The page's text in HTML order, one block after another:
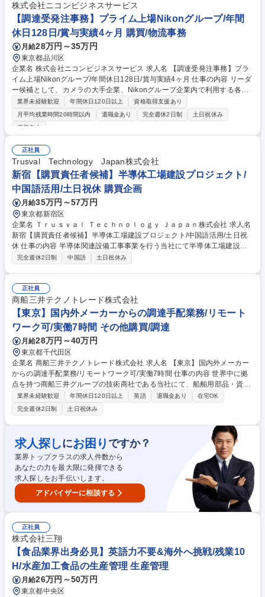
理 ■納期や品質に関するトラブル発生時の対応と改善提案 中国語を用いた
コミュニケーションがメインとなります。 最初は先輩社員が丁寧に指導
し、徐々に業務をお任せしていくので未経験の方も安心してスタートでき
ます。 募集職種 【東京/老舗メーカーの購買業務担当者】◆Fittyマスク◆
中国語必須◆未経験OK！
株式会社ニコンビジネスサービス
【調達受発注事務】プライム上場Nikonグループ/年間
休日128日/賞与実績4ヶ月 購買/物流事務
月給28万円～35万円
東京都品川区
企業名 株式会社ニコンビジネスサービス 求人名 【調達受発注事務】プラ
イム上場Nikonグループ/年間休日128日/賞与実績4ヶ月 仕事の内容 リーダ
ー候補として、カメラの大手企業、Nikonグループ企業内で利用する各種
商材の受発注業務全般をお任せいたします。【具体的な業務内容】■依頼
を受ける・見積書作成 ■発注・納品・請求 ■代金回収 など ◎発注受注に関
する一連の業務をお任せします。一連の流れを1人で担当するため、調達
など軽作業もあり、メリハリをつけて働くことができます。◎ゆくゆくは
リーダー候補として以下業務もお任せ予定。 ■チームメンバーの業務支援
■新人育成・指導などマネジメント業務 ■予算計画・管理 募集職種 【調達
受発注事務】プライム上場Nikonグループ/年間休日128日/賞与実績4ヶ月
業界未経験歓迎 年間休日120日以上
資格取得支援あり
月平均残業時間20時間以内
退職金あり 完全週休2日制
土日祝休み
服装自由
正社員
Trusval Technology Japan株式会社
新宿【購買責任者候補】半導体工場建設プロジェクト/
中国語活用/土日祝休 購買企画
月給35万円～57万円
東京都新宿区
企業名 Ｔｒｕｓｖａｌ Ｔｅｃｈｎｏｌｏｇｙ Ｊａｐａｎ株式会社 求人名
新宿【購買責任者候補】半導体工場建設プロジェクト/中国語活用/土日祝
休 仕事の内容 半導体関連設備工事事業を行う当社にて半導体工場建設等
の購買・調達をお任せします。 設備機器や資材調達、価格交渉から原価管
発注書の作成、納期・品質管理、既存取引先との関係構築 ■新規サプライ
ヤーの開拓・評価および工事原価管理・コストダウン ■施工管理やPMと
の調整、契約内容の管理、データ分析と改善提案 ※熊本や広島など全国の
プロジェクト先への出張・転勤が発生します 募集職種 新宿【購買責任者
候補】半導体工場建設プロジェクト/中国語活用/土日祝休
完全週休2日制 中国語 土日祝休み
正社員
商船三井テクノトレード株式会社
【東京】国内外メーカーからの調達手配業務/リモート
ワーク可/実働7時間 その他購買/調達
月給28万円～40万円
東京都千代田区
企業名 商船三井テクノトレード株式会社 求人名 【東京】国内外メーカー
からの調達手配業務/リモートワーク可/実働7時間 仕事の内容 世界中に拠
点を持つ商船三井グループの技術商社である当社にて、船舶用部品・資材
の調達手配業務をお任せします。 ※グループ外部の企業との取引もござい
ます。 お客様から機器や資材の調達依頼が来るため、内容のヒアリングを
通して、国内外メーカーへの調達手配、社内システムへの入力・管理等を
お任せします。機材・資材の調達に際して、お客様の要望確認や発注先へ
の折衝が含まれるため、一定のコミュニケーション能力が求められます。
◇取引先：商船三井グループにおける船舶管理会社/船会社/造船所 等 募集
職種 【東京】国内外メーカーからの調達手配業務/リモートワーク可/実働
7時間
業界未経験歓迎 年間休日120日以上 英語 退職金あり
在宅OK
完全週休2日制
土日祝休み
求人探しにお困り ですか？
業界トップクラスの求人件数から
あなたの力を最大限に発揮できる
求人探しをお手伝いします。
アドバイザーに相談する
正社員
株式会社三翔
【食品業界出身必見】英語力不要&海外へ挑戦/残業10
H/水産加工食品の生産管理 生産管理
月給26万円～50万円
東京都中央区